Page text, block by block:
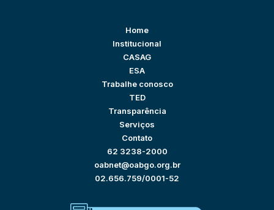
Home
Institucional
CASAG
ESA
Trabalhe conosco
TED
Transparência
Serviços
Contato
62 3238-2000
oabnet@oabgo.org.br
02.656.759/0001-52